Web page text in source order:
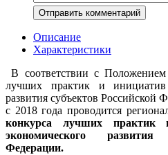
Описание
Характеристики
В соответствии с
лучших практик и инициатив
развития субъектов Российской
с 2018 года проводится
конкурса лучших практик
экономического
Федерации.